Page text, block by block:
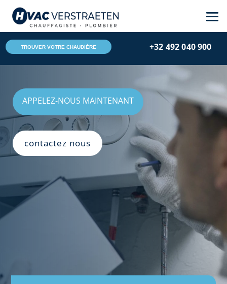
TROUVER VOTRE CHAUDIÈRE +32 492 040 900
APPELEZ-NOUS MAINTENANT
contactez nous